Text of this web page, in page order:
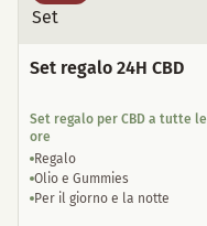
Set regalo 24H CBD
Set regalo per CBD a tutte le
ore
Regalo
Olio e Gummies
Per il giorno e la notte